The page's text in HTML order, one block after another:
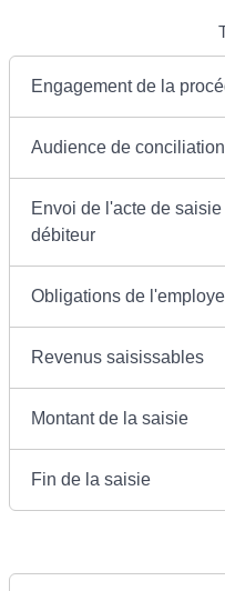
Engagement de la
Audience de conciliation
Envoi de l'acte de
débiteur
Obligations de
Revenus saisissables
Montant de la saisie
Fin de la saisie